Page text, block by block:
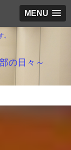
MENU
の日々～